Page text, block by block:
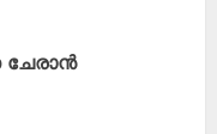
ചേരാൻ